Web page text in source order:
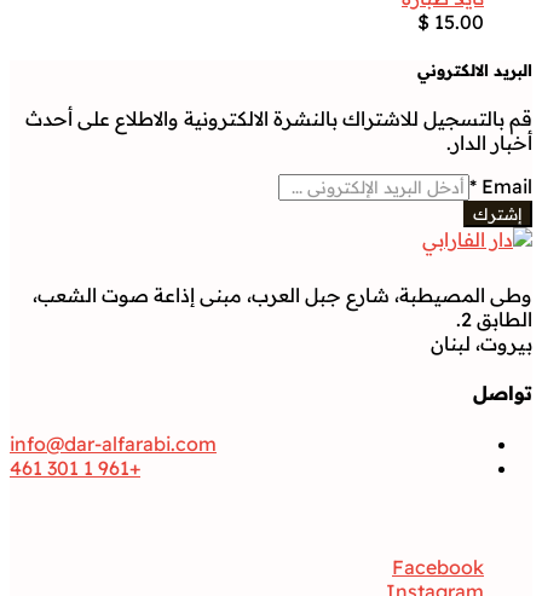
$ 15.00
البريد الالكتروني
قم بالتسجيل للاشتراك بالنشرة الالكترونية والاطلاع على أحدث
أخبار الدار.
Email
*
إشترك
وطى المصيطبة، شارع جبل العرب، مبنى إذاعة صوت الشعب،
الطابق 2.
بيروت، لبنان
تواصل
info@dar-alfarabi.com
+961 1 301 461
Facebook